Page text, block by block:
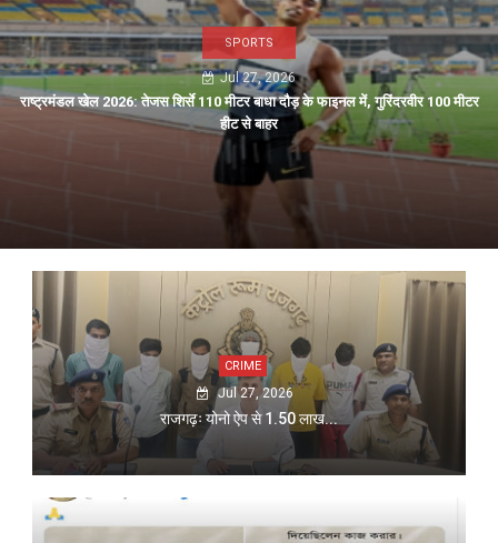
SPORTS
Jul 27, 2026
राष्ट्रमंडल खेल 2026: तेजस शिर्से 110 मीटर बाधा दौड़ के फाइनल में, गुरिंदरवीर 100 मीटर
हीट से बाहर
CRIME
Jul 27, 2026
राजगढ़ः योनो ऐप से 1.50 लाख...